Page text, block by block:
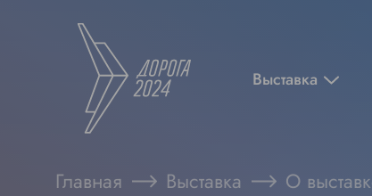
Выставка
Главная Выставка О